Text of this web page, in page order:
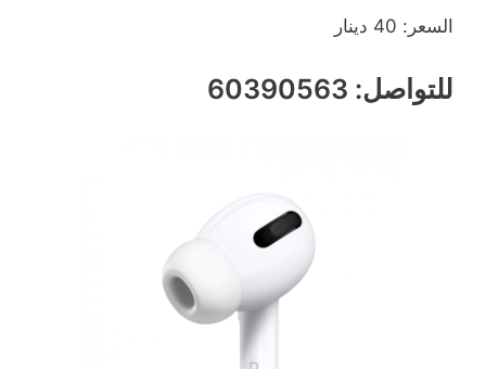
السعر: 40 دينار
للتواصل: 60390563